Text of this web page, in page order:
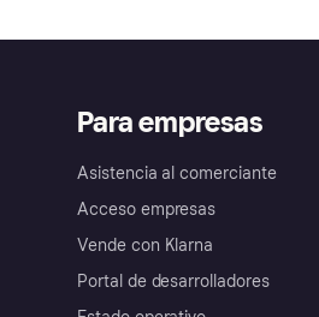
Para empresas
Asistencia al comerciante
Acceso empresas
Vende con Klarna
Portal de desarrolladores